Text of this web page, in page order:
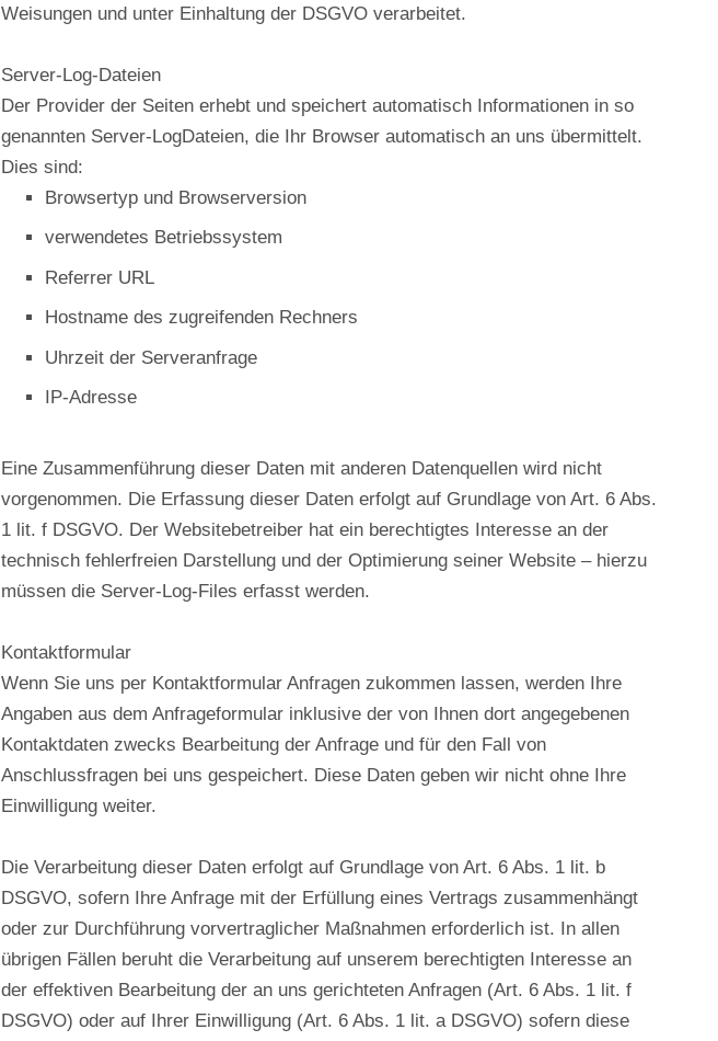
Weisungen und unter Einhaltung der DSGVO verarbeitet.
Server-Log-Dateien
Der Provider der Seiten erhebt und speichert automatisch Informationen in so
genannten Server-LogDateien, die Ihr Browser automatisch an uns übermittelt.
Dies sind:
Browsertyp und Browserversion
verwendetes Betriebssystem
Referrer URL
Hostname des zugreifenden Rechners
Uhrzeit der Serveranfrage
IP-Adresse
Eine Zusammenführung dieser Daten mit anderen Datenquellen wird nicht
vorgenommen. Die Erfassung dieser Daten erfolgt auf Grundlage von Art. 6 Abs.
1 lit. f DSGVO. Der Websitebetreiber hat ein berechtigtes Interesse an der
technisch fehlerfreien Darstellung und der Optimierung seiner Website – hierzu
müssen die Server-Log-Files erfasst werden.
Kontaktformular
Wenn Sie uns per Kontaktformular Anfragen zukommen lassen, werden Ihre
Angaben aus dem Anfrageformular inklusive der von Ihnen dort angegebenen
Kontaktdaten zwecks Bearbeitung der Anfrage und für den Fall von
Anschlussfragen bei uns gespeichert. Diese Daten geben wir nicht ohne Ihre
Einwilligung weiter.
Die Verarbeitung dieser Daten erfolgt auf Grundlage von Art. 6 Abs. 1 lit. b
DSGVO, sofern Ihre Anfrage mit der Erfüllung eines Vertrags zusammenhängt
oder zur Durchführung vorvertraglicher Maßnahmen erforderlich ist. In allen
übrigen Fällen beruht die Verarbeitung auf unserem berechtigten Interesse an
der effektiven Bearbeitung der an uns gerichteten Anfragen (Art. 6 Abs. 1 lit. f
DSGVO) oder auf Ihrer Einwilligung (Art. 6 Abs. 1 lit. a DSGVO) sofern diese